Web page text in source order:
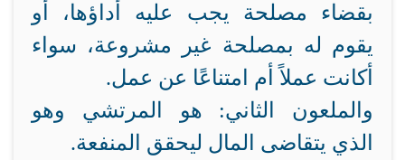
بقضاء مصلحة يجب عليه أداؤها، أو
يقوم له بمصلحة غير مشروعة، سواء
أكانت عملاً أم امتناعًا عن عمل.
والملعون الثاني: هو المرتشي وهو
الذي يتقاضى المال ليحقق المنفعة.